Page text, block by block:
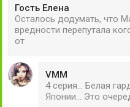
Гость Елена
Осталось додумать, что
вредности перепутала
от
VMM
4 серия... Белая
Японии... Это